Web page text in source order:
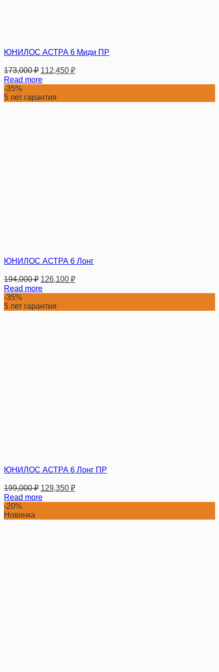
ЮНИЛОС АСТРА 6 Миди ПР
173,000₽ 112,450 ₽
Read more
-35%
5 лет гарантия
ЮНИЛОС АСТРА 6 Лонг
194,000₽ 126,100 ₽
Read more
-35%
5 лет гарантия
ЮНИЛОС АСТРА 6 Лонг ПР
199,000₽ 129,350 ₽
Read more
-20%
Новинка